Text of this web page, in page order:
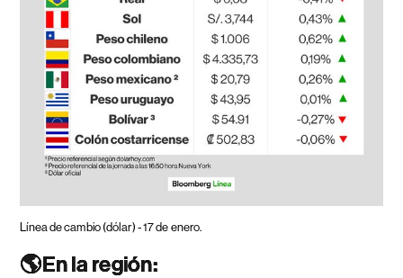
Línea de cambio (dólar) - 17 de enero.
🌎En la región: